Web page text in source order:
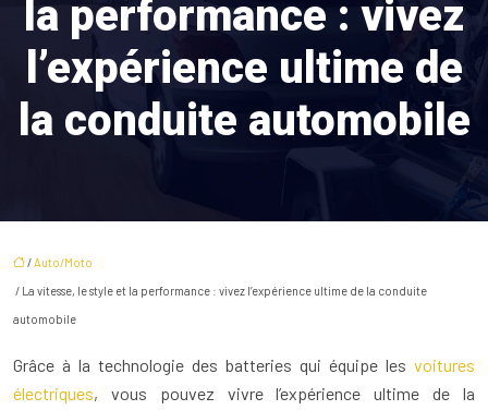
la performance : vivez
l’expérience ultime de
la conduite automobile
/Auto/Moto
/ La vitesse, le style et la performance : vivez l’expérience ultime de la conduite
automobile
Grâce à la technologie des batteries qui équipe les voitures
électriques, vous pouvez vivre l’expérience ultime de la